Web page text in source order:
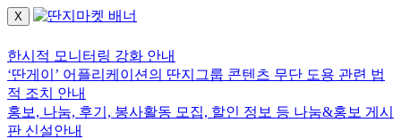
X
한시적 모니터링 강화 안내
‘딴게이’ 어플리케이션의 딴지그룹 콘텐츠 무단 도용 관련 법
적 조치 안내
홍보, 나눔, 후기, 봉사활동 모집, 할인 정보 등 나눔&홍보 게시
판 신설안내